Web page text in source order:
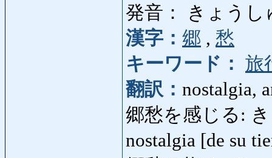
発音： きょうし
漢字： 郷 , 愁
キーワード： 旅
翻訳： nostalgia,
郷愁を感じる:
nostalgia [de su